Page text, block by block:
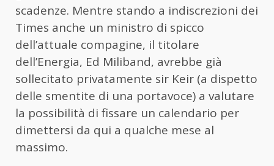
scadenze. Mentre stando a indiscrezioni dei
Times anche un ministro di spicco
dell’attuale compagine, il titolare
dell’Energia, Ed Miliband, avrebbe già
sollecitato privatamente sir Keir (a dispetto
delle smentite di una portavoce) a valutare
la possibilità di fissare un calendario per
dimettersi da qui a qualche mese al
massimo.